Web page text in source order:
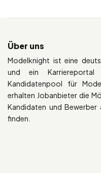
Über uns
Modelknight ist eine
und ein
Kandidatenpool für
erhalten Jobanbieter die
Kandidaten und Bewerber
finden.